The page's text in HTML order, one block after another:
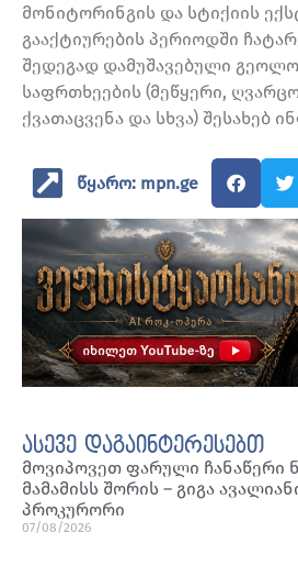
მონიტორინგის და სტიქიის
გააქტიურების პერიოდში
შედეგად დამუშავებული
საფრთხეების (მეწყერი,
ქვათაცვენა და სხვა) შესახებ
წყარო: mpn.ge
ასევე დაგაინტერესებთ
მოვიპოვეთ ფარული ჩანაწერი
მამამისს შორის – გიგა
პროკურორი
07/08/2026